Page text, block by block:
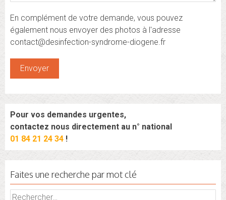
En complément de votre demande, vous pouvez
également nous envoyer des photos à l'adresse
contact@desinfection-syndrome-diogene.fr
Pour vos demandes urgentes,
contactez nous directement au n° national
01 84 21 24 34 !
Faites une recherche par mot clé
Rechercher :